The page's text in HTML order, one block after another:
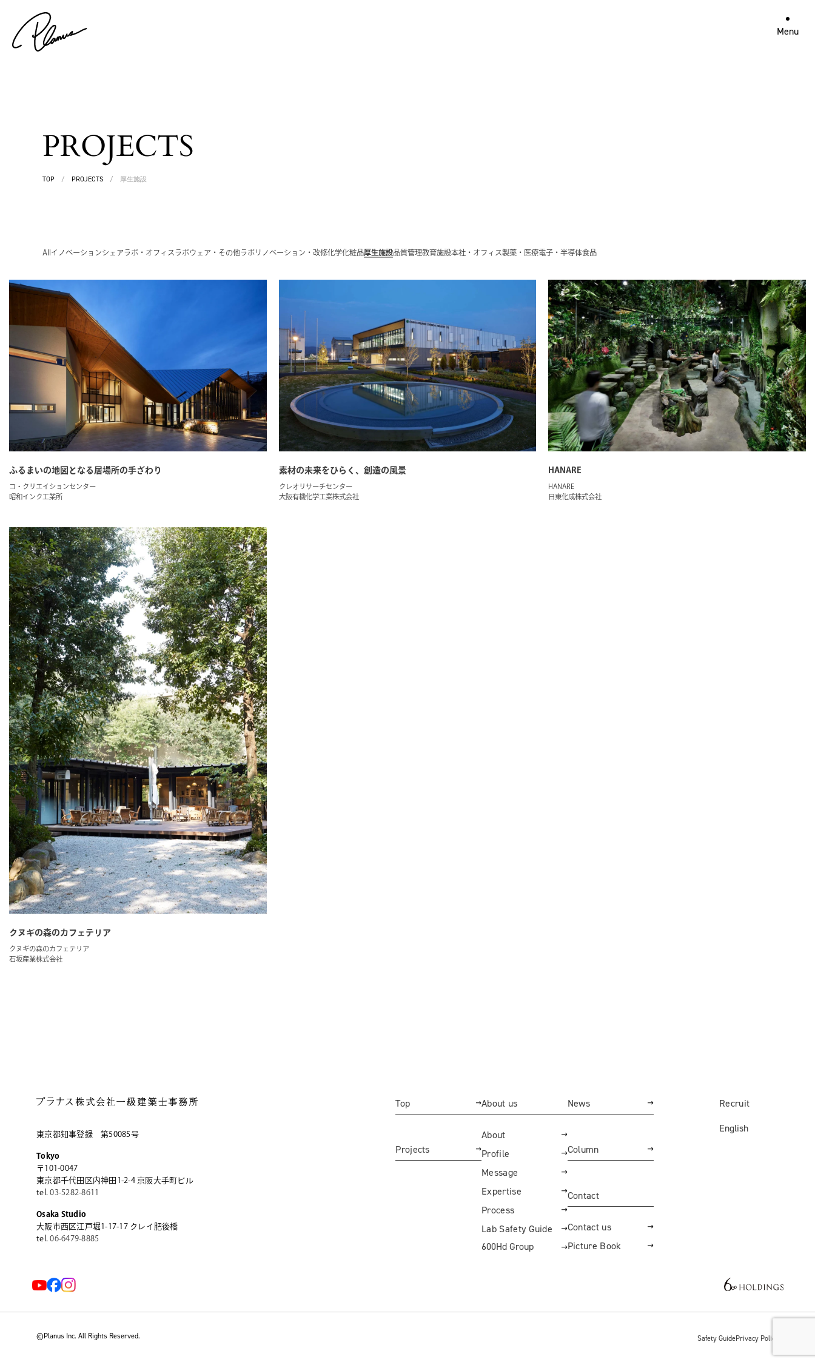
Menu
PROJECTS
TOP / PROJECTS / 厚生施設
All イノベーションシェアラボ・オフィス ラボウェア・その他ラボリノベーション・改修化学化粧品厚生施設品質管理教育施設本社・オフィス製薬・医療電子・半導体食品
ふるまいの地図となる居場所の手ざわり
コ・クリエイションセンター
昭和インク工業所
素材の未来をひらく、創造の風景
クレオリサーチセンター
大阪有機化学工業株式会社
HANARE
HANARE
日東化成株式会社
クヌギの森のカフェテリア
クヌギの森のカフェテリア
石坂産業株式会社
東京都知事登録 第50085号
Tokyo
〒101-0047
東京都千代田区内神田1-2-4京阪大手町ビル
tel.03-5282-8611
Osaka Studio
大阪市西区江戸堀1-17-17クレイ肥後橋
tel.06-6479-8885
Top
Projects
About us
About
Profile
Message
Expertise
Process
Lab Safety Guide
600Hd Group
News
Column
Contact
Contact us
Picture Book
Recruit
English
©Planus Inc. All Rights Reserved. Safety GuidePrivacy Policy